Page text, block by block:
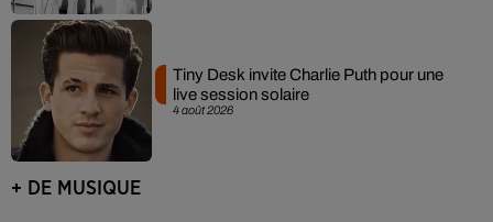
4 août 2026
Tiny Desk invite Charlie Puth pour une
live session solaire
+ DE MUSIQUE